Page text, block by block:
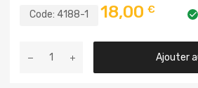
Code: 4188-1 18,00 €
Ajouter